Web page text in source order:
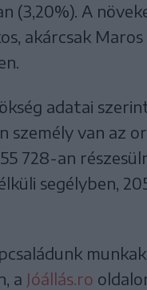
(3,20%). A
akárcsak Maros
adatai szerint
személy van az
728-an
segélyben,
a Jóállás.ro